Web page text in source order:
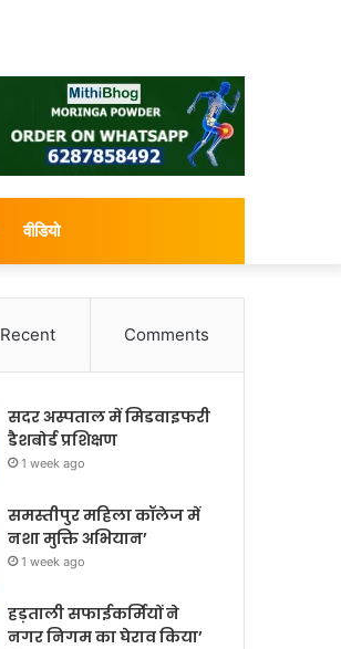
वीडियो
Recent Comments
सदर अस्पताल में मिडवाइफरी
डैशबोर्ड प्रशिक्षण
1 week ago
समस्तीपुर महिला कॉलेज में
नशा मुक्ति अभियान’
1 week ago
हड़ताली सफाईकर्मियों ने
नगर निगम का घेराव किया’